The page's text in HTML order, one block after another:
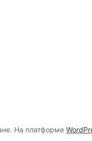
На платформе